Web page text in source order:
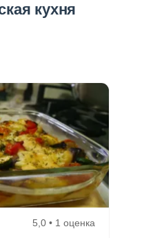
кухня
5,0 • 1 оценка